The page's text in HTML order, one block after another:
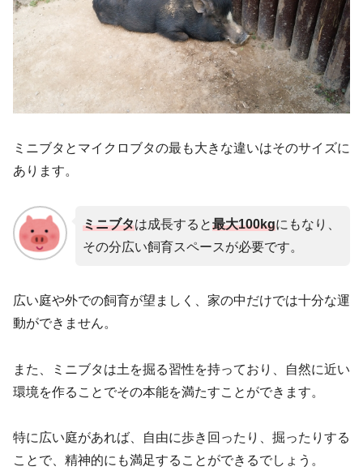
ミニブタとマイクロブタの最も大きな違いはそのサイズに
あります。
ミニブタは成長すると最大100kgにもなり、
その分広い飼育スペースが必要です。
広い庭や外での飼育が望ましく、家の中だけでは十分な運
動ができません。
また、ミニブタは土を掘る習性を持っており、自然に近い
環境を作ることでその本能を満たすことができます。
特に広い庭があれば、自由に歩き回ったり、掘ったりする
ことで、精神的にも満足することができるでしょう。